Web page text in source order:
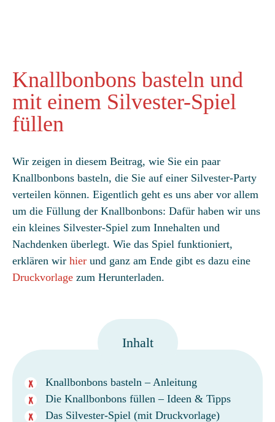
Knallbonbons basteln und
mit einem Silvester-Spiel
füllen
Wir zeigen in diesem Beitrag, wie Sie ein paar
Knallbonbons basteln, die Sie auf einer Silvester-Party
verteilen können. Eigentlich geht es uns aber vor allem
um die Füllung der Knallbonbons: Dafür haben wir uns
ein kleines Silvester-Spiel zum Innehalten und
Nachdenken überlegt. Wie das Spiel funktioniert,
erklären wir hier und ganz am Ende gibt es dazu eine
Druckvorlage zum Herunterladen.
Inhalt
Knallbonbons basteln – Anleitung
Die Knallbonbons füllen – Ideen & Tipps
Das Silvester-Spiel (mit Druckvorlage)